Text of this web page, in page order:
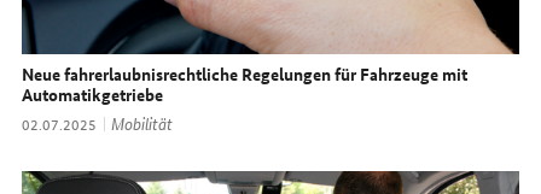
Neue fahrerlaubnisrechtliche Regelungen für Fahrzeuge mit
Automatikgetriebe
Datum:
02.07.2025 Thema:
Mobilität